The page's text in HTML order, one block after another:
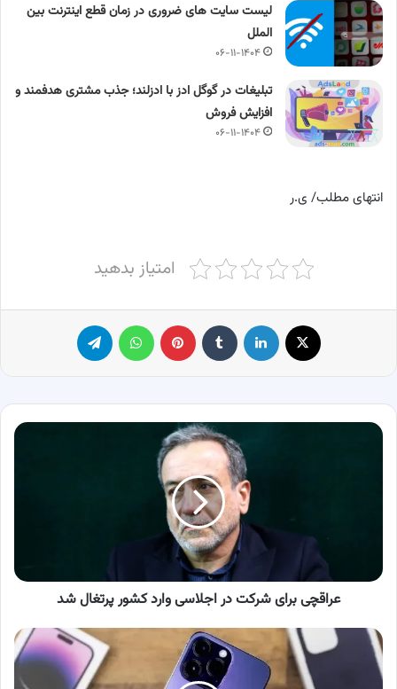
لیست سایت های ضروری در زمان قطع اینترنت بین
الملل
۰۶-۱۱-۱۴۰۴
تبلیغات در گوگل ادز با ادزلند؛ جذب مشتری هدفمند و
افزایش فروش
۰۶-۱۱-۱۴۰۴
انتهای مطلب/ ی.ر
امتیاز بدهید
لینکدین ‫تامبلر پینترست
عراقچی
شد
عراقچی برای شرکت در اجلاسی وارد کشور پرتغال شد
امکان
ثبت
مسافری